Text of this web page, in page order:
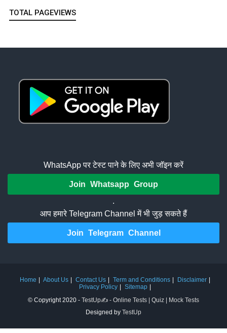
TOTAL PAGEVIEWS
WhatsApp पर टेस्ट पाने के लिए अभी जॉइन करें
Join Whatsapp Group
.
आप हमारे Telegram Channel में भी जुड़ सकते हैं
Join Telegram Channel
Home About Us Contact Us Term and Conditions
Disclaimer
Privacy Policy
Sitemap
© Copyright 2020 - TestUp✍️ - Online Tests | Quiz | Mock Tests
Designed by TestUp